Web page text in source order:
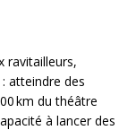
ravitailleurs,
: atteindre des
km du théâtre
à lancer des